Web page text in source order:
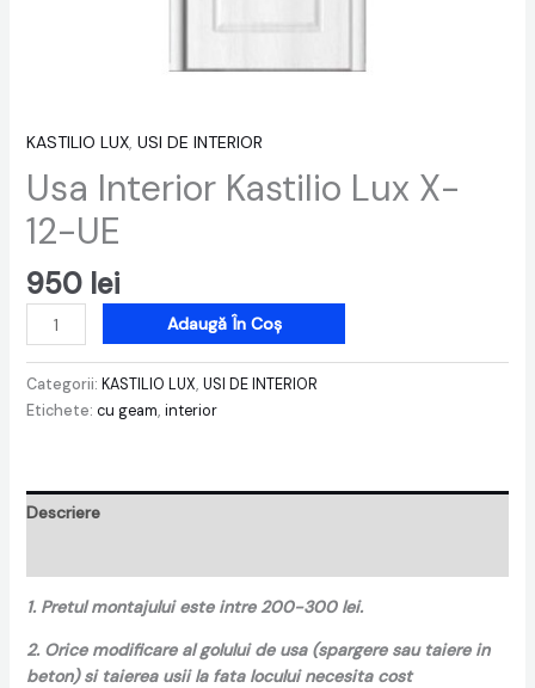
KASTILIO LUX, USI DE INTERIOR
Usa Interior Kastilio Lux X-
12-UE
950 lei
Adaugă În Coș
Categorii: KASTILIO LUX, USI DE INTERIOR
Etichete: cu geam, interior
Descriere
1. Pretul montajului este intre 200-300 lei.
2. Orice modificare al golului de usa (spargere sau taiere in
beton) si taierea usii la fata locului necesita cost